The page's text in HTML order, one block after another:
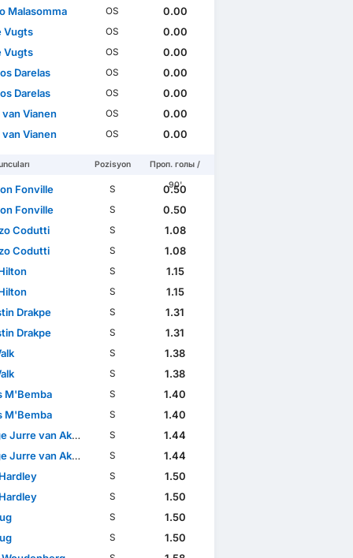
Malasomma
OS
0.00
Vugts
OS
0.00
Vugts
OS
0.00
Darelas
OS
0.00
Darelas
OS
0.00
van Vianen
OS
0.00
van Vianen
OS 0.00
Pozisyon
Проп. голы /
90'
Fonville S
0.50
Fonville
S
0.50
Codutti
S
1.08
Codutti
S
1.08
S
1.15
S
1.15
Drakpe
S
1.31
Drakpe
S
1.31
S
1.38
S
1.38
M'Bemba
S
1.40
M'Bemba
S
1.40
Jurre van Aken
S
1.44
Jurre van Aken
S
1.44
S
1.50
S
1.50
S
1.50
S
1.50